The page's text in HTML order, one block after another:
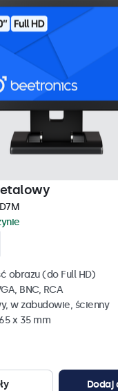
obrazu (do Full HD)
BNC, RCA
w zabudowie, ścienny
x 35 mm
Dodaj